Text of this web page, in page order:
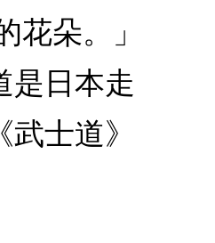
朵。」
是日本走
士道》